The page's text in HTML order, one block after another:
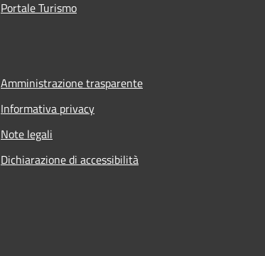
Portale Turismo
Amministrazione trasparente
Informativa privacy
Note legali
Dichiarazione di accessibilità